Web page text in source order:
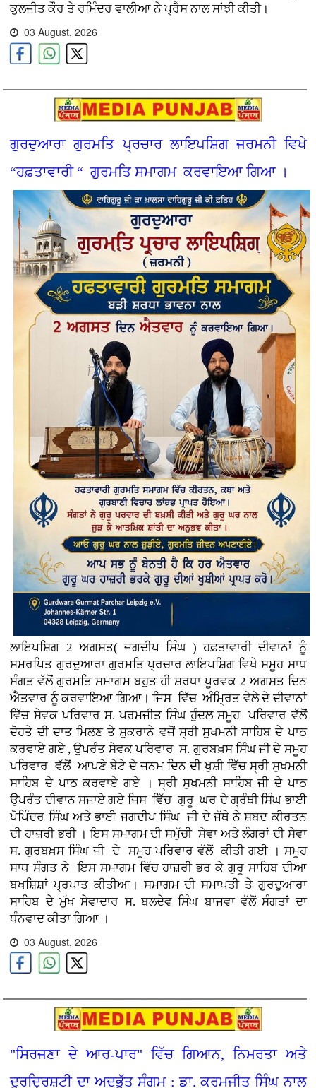
ਕੁਲਜੀਤ ਕੌਰ ਤੇ ਰਮਿੰਦਰ ਵਾਲੀਆ ਨੇ ਪ੍ਰੈਸ ਨਾਲ ਸਾਂਝੀ ਕੀਤੀ।
03 August, 2026
ਗੁਰਦੁਆਰਾ ਗੁਰਮਤਿ ਪ੍ਰਚਾਰ ਲਾਇਪਸ਼ਿਗ ਜਰਮਨੀ ਵਿਖੇ
“ਹਫ਼ਤਾਵਾਰੀ “ ਗੁਰਮਤਿ ਸਮਾਗਮ ਕਰਵਾਇਆ ਗਿਆ ।
ਲਾਇਪਸ਼ਿਗ 2 ਅਗਸਤ( ਜਗਦੀਪ ਸਿੰਘ ) ਹਫ਼ਤਾਵਾਰੀ ਦੀਵਾਨਾਂ ਨੂੰ
ਸਮਰਪਿਤ ਗੁਰਦੁਆਰਾ ਗੁਰਮਤਿ ਪ੍ਰਚਾਰ ਲਾਇਪਸ਼ਿਗ ਵਿਖੇ ਸਮੂਹ ਸਾਧ
ਸੰਗਤ ਵੱਲੋਂ ਗੁਰਮਤਿ ਸਮਾਗਮ ਬਹੁਤ ਹੀ ਸ਼ਰਧਾ ਪੂਰਵਕ 2 ਅਗਸਤ ਦਿਨ
ਐਤਵਾਰ ਨੂੰ ਕਰਵਾਇਆ ਗਿਆ। ਜਿਸ ਵਿੱਚ ਅੰਮ੍ਰਿਤ ਵੇਲੇ ਦੇ ਦੀਵਾਨਾਂ
ਵਿੱਚ ਸੇਵਕ ਪਰਿਵਾਰ ਸ. ਪਰਮਜੀਤ ਸਿੰਘ ਹੁੰਦਲ ਸਮੂਹ ਪਰਿਵਾਰ ਵੱਲੋਂ
ਦੋਹਤੇ ਦੀ ਦਾਤ ਮਿਲਣ ਤੇ ਸ਼ੁਕਰਾਨੇ ਵਜੋਂ ਸ੍ਰੀ ਸੁਖਮਨੀ ਸਾਹਿਬ ਦੇ ਪਾਠ
ਕਰਵਾਏ ਗਏ , ਉਪਰੰਤ ਸੇਵਕ ਪਰਿਵਾਰ ਸ. ਗੁਰਬਖ਼ਸ ਸਿੰਘ ਜੀ ਦੇ ਸਮੂਹ
ਪਰਿਵਾਰ ਵੱਲੋਂ ਆਪਣੇ ਬੇਟੇ ਦੇ ਜਨਮ ਦਿਨ ਦੀ ਖੁਸ਼ੀ ਵਿੱਚ ਸ੍ਰੀ ਸੁਖਮਨੀ
ਸਾਹਿਬ ਦੇ ਪਾਠ ਕਰਵਾਏ ਗਏ । ਸ੍ਰੀ ਸੁਖਮਨੀ ਸਾਹਿਬ ਜੀ ਦੇ ਪਾਠ
ਉਪਰੰਤ ਦੀਵਾਨ ਸਜਾਏ ਗਏ ਜਿਸ ਵਿੱਚ ਗੁਰੂ ਘਰ ਦੇ ਗ੍ਰੰਥੀ ਸਿੰਘ ਭਾਈ
ਪੋਪਿੰਦਰ ਸਿੰਘ ਅਤੇ ਭਾਈ ਜਗਦੀਪ ਸਿੰਘ ਜੀ ਦੇ ਜੱਥੇ ਨੇ ਸ਼ਬਦ ਕੀਰਤਨ
ਦੀ ਹਾਜ਼ਰੀ ਭਰੀ । ਇਸ ਸਮਾਗਮ ਦੀ ਸਮੁੱਚੀ ਸੇਵਾ ਅਤੇ ਲੰਗਰਾਂ ਦੀ ਸੇਵਾ
ਸ. ਗੁਰਬਖ਼ਸ ਸਿੰਘ ਜੀ ਦੇ ਸਮੂਹ ਪਰਿਵਾਰ ਵੱਲੋਂ ਕੀਤੀ ਗਈ । ਸਮੂਹ
ਸਾਧ ਸੰਗਤ ਨੇ ਇਸ ਸਮਾਗਮ ਵਿੱਚ ਹਾਜ਼ਰੀ ਭਰ ਕੇ ਗੁਰੂ ਸਾਹਿਬ ਦੀਆ
ਬਖਸ਼ਿਸ਼ਾਂ ਪ੍ਰਪਾਤ ਕੀਤੀਆ। ਸਮਾਗਮ ਦੀ ਸਮਾਪਤੀ ਤੇ ਗੁਰਦੁਆਰਾ
ਸਾਹਿਬ ਦੇ ਮੁੱਖ ਸੇਵਾਦਾਰ ਸ. ਬਲਦੇਵ ਸਿੰਘ ਬਾਜਵਾ ਵੱਲੋਂ ਸੰਗਤਾਂ ਦਾ
ਧੰਨਵਾਦ ਕੀਤਾ ਗਿਆ ।
03 August, 2026
"ਸਿਰਜਣਾ ਦੇ ਆਰ-ਪਾਰ" ਵਿੱਚ ਗਿਆਨ, ਨਿਮਰਤਾ ਅਤੇ
ਦੂਰਦ੍ਰਿਸ਼ਟੀ ਦਾ ਅਦਭੁੱਤ ਸੰਗਮ : ਡਾ. ਕਰਮਜੀਤ ਸਿੰਘ ਨਾਲ